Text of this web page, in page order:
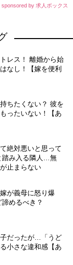
sponsored by 求人ボックス
レス！ 離婚から始
なし！【嫁を便利
ちたくない？ 彼を
ったいない！【あ
絶対悪いと思って
踏み入る隣人…無
止まらない
が義母に怒り爆
めるべき？
だったが…「うど
小さな違和感【あ